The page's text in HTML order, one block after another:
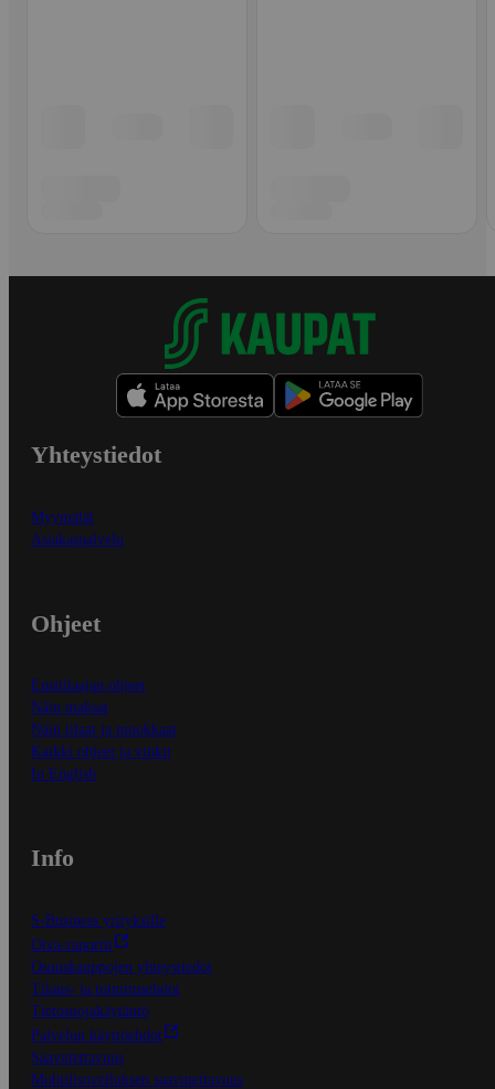
Yhteystiedot
Myymälät
Asiakaspalvelu
Ohjeet
Ensitilaajan ohjeet
Näin maksat
Näin tilaat ja muokkaat
Kaikki ohjeet ja vinkit
In English
Info
S-Business yrityksille
Oiva-raportit
Osuuskauppojen yhteystiedot
Tilaus- ja toimitusehdot
Tietosuojakäytäntö
Palvelun käyttöehdot
Saavutettavuus
Mobiilisovelluksen saavutettavuus